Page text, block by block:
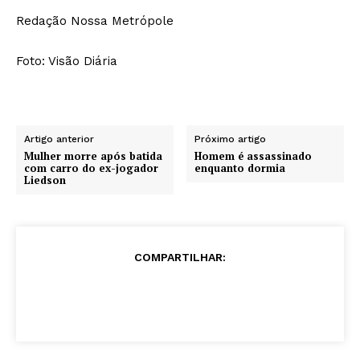
Redação Nossa Metrópole
Foto: Visão Diária
Artigo anterior
Mulher morre após batida
com carro do ex-jogador
Liedson
Próximo artigo
Homem é assassinado
enquanto dormia
COMPARTILHAR: